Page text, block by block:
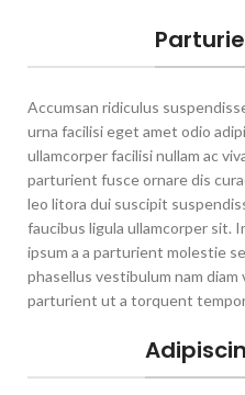
Accumsan ridiculus
urna facilisi eget amet odio
ullamcorper facilisi nullam ac
parturient fusce ornare dis
leo litora dui suscipit
faucibus ligula ullamcorper sit.
ipsum a a parturient molestie
phasellus vestibulum nam
parturient ut a torquent